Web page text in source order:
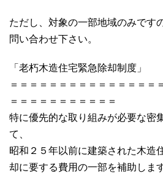
ただし、対象の一部地域のみです
問い合わせ下さい。
「老朽木造住宅緊急除却制度」
＝＝＝＝＝＝＝＝＝＝＝＝＝＝＝
＝＝＝＝＝＝＝＝＝＝＝
特に優先的な取り組みが必要な密
て、
昭和２５年以前に建築された木造
却に要する費用の一部を補助します